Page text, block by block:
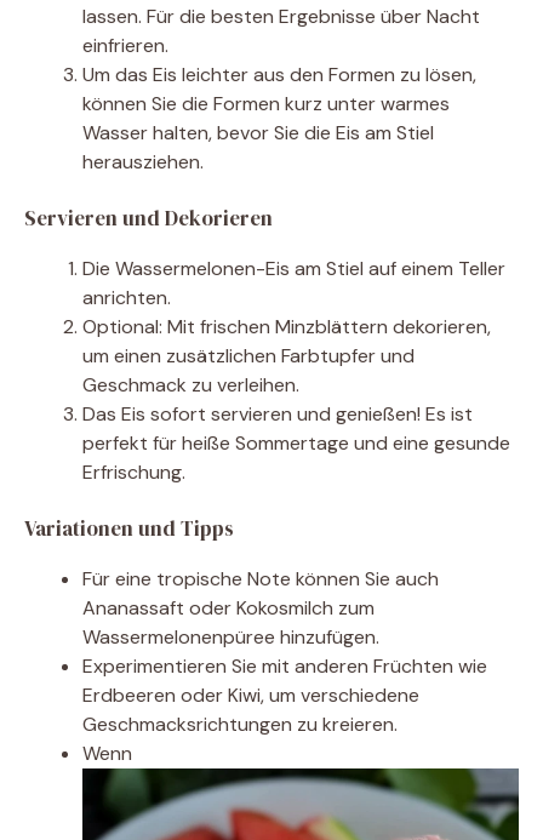
lassen. Für die besten Ergebnisse über Nacht
einfrieren.
Um das Eis leichter aus den Formen zu lösen,
können Sie die Formen kurz unter warmes
Wasser halten, bevor Sie die Eis am Stiel
herausziehen.
Servieren und Dekorieren
Die Wassermelonen-Eis am Stiel auf einem Teller
anrichten.
Optional: Mit frischen Minzblättern dekorieren,
um einen zusätzlichen Farbtupfer und
Geschmack zu verleihen.
Das Eis sofort servieren und genießen! Es ist
perfekt für heiße Sommertage und eine gesunde
Erfrischung.
Variationen und Tipps
Für eine tropische Note können Sie auch
Ananassaft oder Kokosmilch zum
Wassermelonenpüree hinzufügen.
Experimentieren Sie mit anderen Früchten wie
Erdbeeren oder Kiwi, um verschiedene
Geschmacksrichtungen zu kreieren.
Wenn